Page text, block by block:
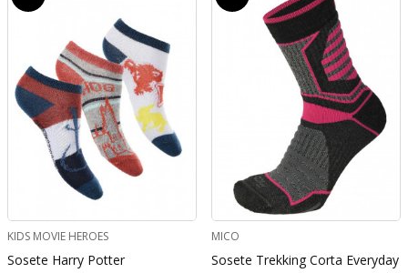
KIDS MOVIE HEROES
Sosete Harry Potter
MICO
Sosete Trekking Corta Everyday